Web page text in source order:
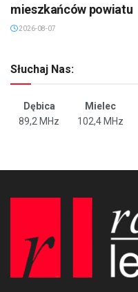
mieszkańców powiatu
2026-08-07
Słuchaj Nas:
Dębica Mielec
89,2 MHz
102,4 MHz